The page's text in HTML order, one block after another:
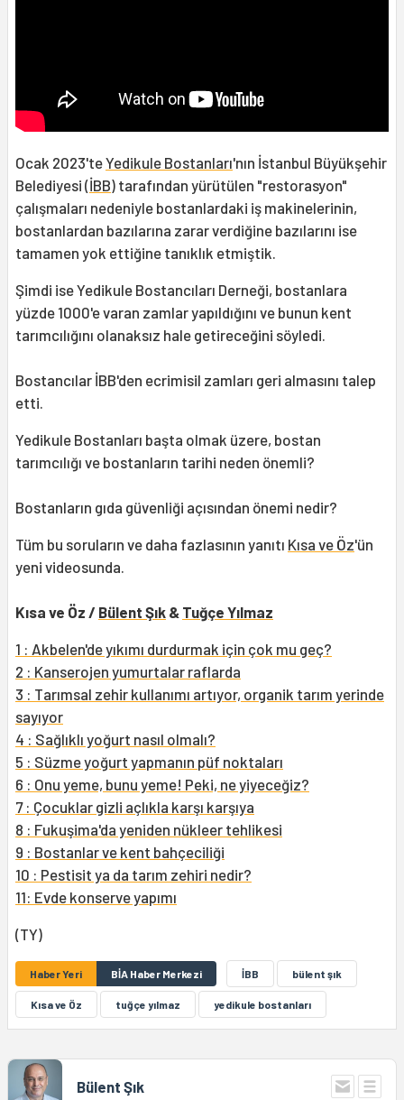
Ocak 2023'teYedikule Bostanları'nın İstanbul Büyükşehir
Belediyesi (İBB) tarafından yürütülen "restorasyon"
çalışmaları nedeniyle bostanlardaki iş makinelerinin,
bostanlardan bazılarına zarar verdiğine bazılarını ise
tamamen yok ettiğine tanıklık etmiştik.
Şimdi ise Yedikule Bostancıları Derneği, bostanlara
yüzde 1000'e varan zamlar yapıldığını ve bunun kent
tarımcılığını olanaksız hale getireceğini söyledi.
Bostancılar İBB'den ecrimisil zamları geri almasını talep
etti.
Yedikule Bostanları başta olmak üzere, bostan
tarımcılığı ve bostanların tarihi neden önemli?
Bostanların gıda güvenliği açısından önemi nedir?
Tüm bu soruların ve daha fazlasının yanıtı Kısa ve Öz'ün
yeni videosunda.
Kısa ve Öz / Bülent Şık & Tuğçe Yılmaz
1 : Akbelen'de yıkımı durdurmak için çok mu geç?
2 : Kanserojen yumurtalar raflarda
3 : Tarımsal zehir kullanımı artıyor, organik tarım yerinde
sayıyor
4 : Sağlıklı yoğurt nasıl olmalı?
5 : Süzme yoğurt yapmanın püf noktaları
6 : Onu yeme, bunu yeme! Peki, ne yiyeceğiz?
7 : Çocuklar gizli açlıkla karşı karşıya
8 : Fukuşima'da yeniden nükleer tehlikesi
9 : Bostanlar ve kent bahçeciliği
10 : Pestisit ya da tarım zehiri nedir?
11: Evde konserve yapımı
(TY)
Haber Yeri BİA Haber Merkezi İBB bülent şık
Kısa ve Öz tuğçe yılmaz yedikule bostanları
Bülent Şık